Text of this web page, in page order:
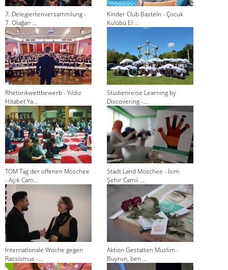
7. Delegiertenversammlung -
7. Olağan ...
Kinder Club Basteln - Çocuk
Kulübü El ...
Rhetorikwettbewerb - Yıldız
Hitabet Ya...
Studienreise Learning by
Discovering -...
TOM Tag der offenen Moschee
- Açık Cam...
Stadt Land Moschee - İsim
Şehir Camii ...
Internationale Woche gegen
Rassismus -...
Aktion Gestatten Muslim -
Buyrun, ben ...